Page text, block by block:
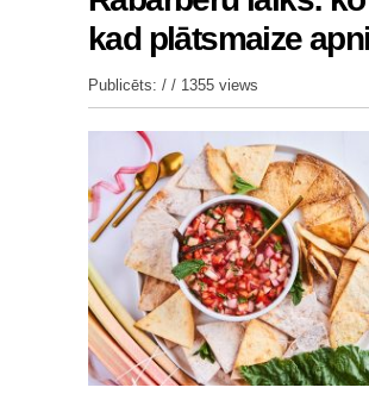
kad plātsmaize
Publicēts: / / 1355 views